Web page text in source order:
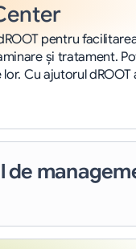
pentru
şi tratament.
Cu ajutorul
de